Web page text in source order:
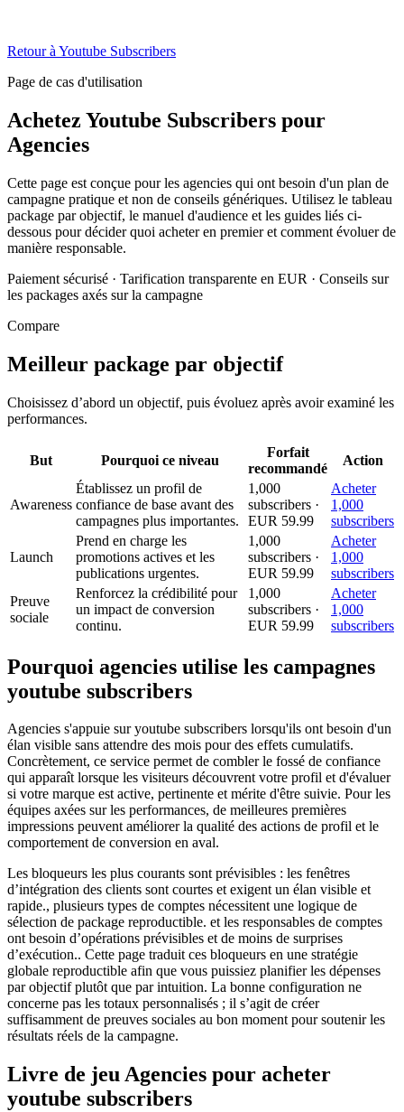
Retour à Youtube Subscribers
Page de cas d'utilisation
Achetez Youtube Subscribers pour
Agencies
Cette page est conçue pour les agencies qui ont besoin d'un plan de
campagne pratique et non de conseils génériques. Utilisez le tableau
package par objectif, le manuel d'audience et les guides liés ci-
dessous pour décider quoi acheter en premier et comment évoluer de
manière responsable.
Paiement sécurisé · Tarification transparente en EUR · Conseils sur
les packages axés sur la campagne
Compare
Meilleur package par objectif
Choisissez d’abord un objectif, puis évoluez après avoir examiné les
performances.
But Pourquoi ce niveau
Forfait
recommandé
Action
Awareness
Établissez un profil de
confiance de base avant des
campagnes plus importantes.
1,000
subscribers ·
EUR 59.99
Acheter
1,000
subscribers
Launch
Prend en charge les
promotions actives et les
publications urgentes.
1,000
subscribers ·
EUR 59.99
Acheter
1,000
subscribers
Preuve
sociale
Renforcez la crédibilité pour
un impact de conversion
continu.
1,000
subscribers ·
EUR 59.99
Acheter
1,000
subscribers
Pourquoi agencies utilise les campagnes
youtube subscribers
Agencies s'appuie sur youtube subscribers lorsqu'ils ont besoin d'un
élan visible sans attendre des mois pour des effets cumulatifs.
Concrètement, ce service permet de combler le fossé de confiance
qui apparaît lorsque les visiteurs découvrent votre profil et d'évaluer
si votre marque est active, pertinente et mérite d'être suivie. Pour les
équipes axées sur les performances, de meilleures premières
impressions peuvent améliorer la qualité des actions de profil et le
comportement de conversion en aval.
Les bloqueurs les plus courants sont prévisibles : les fenêtres
d’intégration des clients sont courtes et exigent un élan visible et
rapide., plusieurs types de comptes nécessitent une logique de
sélection de package reproductible. et les responsables de comptes
ont besoin d’opérations prévisibles et de moins de surprises
d’exécution.. Cette page traduit ces bloqueurs en une stratégie
globale reproductible afin que vous puissiez planifier les dépenses
par objectif plutôt que par intuition. La bonne configuration ne
concerne pas les totaux personnalisés ; il s’agit de créer
suffisamment de preuves sociales au bon moment pour soutenir les
résultats réels de la campagne.
Livre de jeu Agencies pour acheter
youtube subscribers